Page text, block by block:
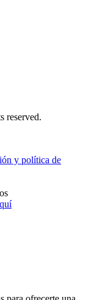
reserved.
y política de